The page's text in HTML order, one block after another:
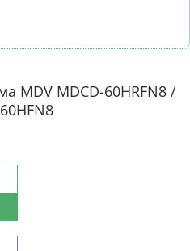
MDV MDCD-60HRFN8 /